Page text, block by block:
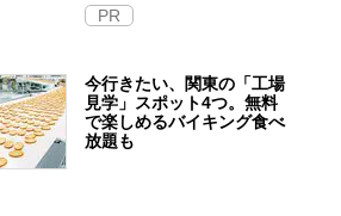
PR
今行きたい、関東の「工場
見学」スポット4つ。無料
で楽しめるバイキング食べ
放題も